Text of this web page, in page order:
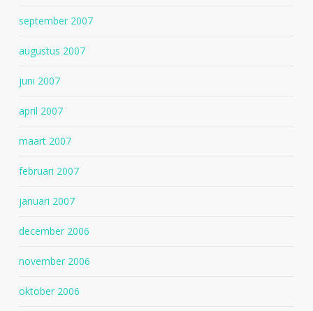
september 2007
augustus 2007
juni 2007
april 2007
maart 2007
februari 2007
januari 2007
december 2006
november 2006
oktober 2006